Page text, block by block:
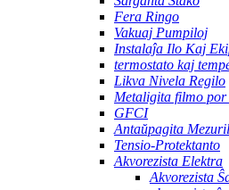
Fera Ringo
Vakuaj Pumpiloj
Instalaĵa Ilo Kaj
termostato kaj
Likva Nivela Regilo
Metaligita filmo por
GFCI
Antaŭpagita
Tensio-Protektanto
Akvorezista Elektra
Akvorezista